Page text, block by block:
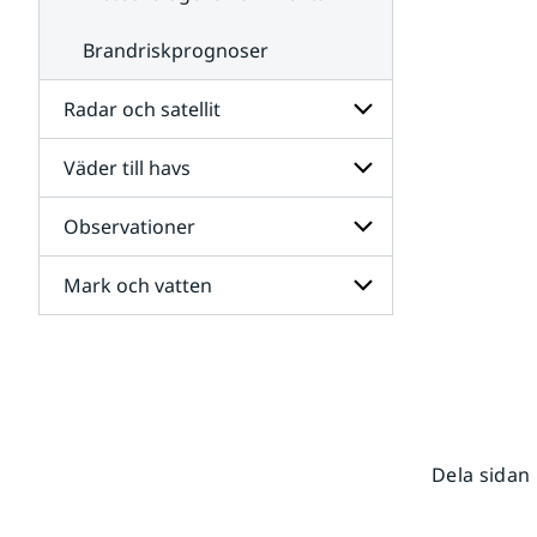
Brandriskprognoser
Radar och satellit
Undersidor
för
Radar
och
satellit
Väder till havs
Undersidor
för
Väder
till
havs
Observationer
Undersidor
för
Mark och vatten
Dela sidan